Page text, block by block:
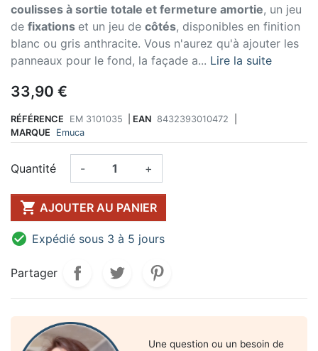
coulisses à sortie totale et fermeture amortie, un jeu
de fixations et un jeu de côtés, disponibles en finition
blanc ou gris anthracite. Vous n'aurez qu'à ajouter les
panneaux pour le fond, la façade a... Lire la suite
33,90 €
RÉFÉRENCE EM 3101035 EAN 8432393010472
MARQUE
Emuca
Quantité - +
 AJOUTER AU PANIER
 Expédié sous 3 à 5 jours
Partager
Une question ou un besoin de